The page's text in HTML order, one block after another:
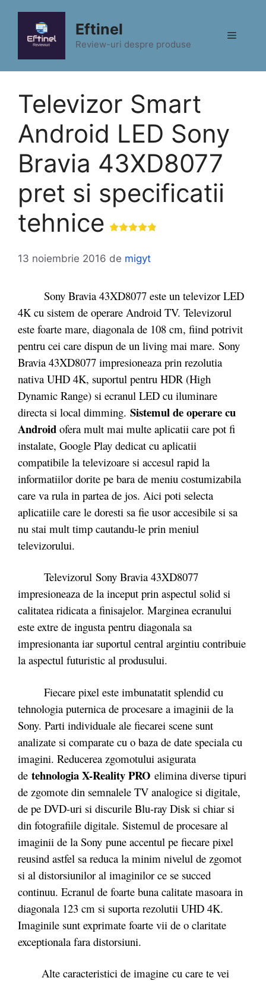
conținut
Eftinel
Review-uri despre produse
Meniu
Televizor Smart
Android LED Sony
Bravia 43XD8077
pret si specificatii
tehnice
13 noiembrie 2016 de migyt
Sony Bravia 43XD8077 este un televizor LED
4K cu sistem de operare Android TV. Televizorul
este foarte mare, diagonala de 108 cm, fiind potrivit
pentru cei care dispun de un living mai mare. Sony
Bravia 43XD8077 impresioneaza prin rezolutia
nativa UHD 4K, suportul pentru HDR (High
Dynamic Range) si ecranul LED cu iluminare
directa si local dimming. Sistemul de operare cu
Android ofera mult mai multe aplicatii care pot fi
instalate, Google Play dedicat cu aplicatii
compatibile la televizoare si accesul rapid la
informatiilor dorite pe bara de meniu costumizabila
care va rula in partea de jos. Aici poti selecta
aplicatiile care le doresti sa fie usor accesibile si sa
nu stai mult timp cautandu-le prin meniul
televizorului.
Televizorul Sony Bravia 43XD8077
impresioneaza de la inceput prin aspectul solid si
calitatea ridicata a finisajelor. Marginea ecranului
este extre de ingusta pentru diagonala sa
impresionanta iar suportul central argintiu contribuie
la aspectul futuristic al produsului.
Fiecare pixel este imbunatatit splendid cu
tehnologia puternica de procesare a imaginii de la
Sony. Parti individuale ale fiecarei scene sunt
analizate si comparate cu o baza de date speciala cu
imagini. Reducerea zgomotului asigurata
de tehnologia X-Reality PRO elimina diverse tipuri
de zgomote din semnalele TV analogice si digitale,
de pe DVD-uri si discurile Blu-ray Disk si chiar si
din fotografiile digitale. Sistemul de procesare al
imaginii de la Sony pune accentul pe fiecare pixel
reusind astfel sa reduca la minim nivelul de zgomot
si al distorsiunilor al imaginilor ce se succed
continuu. Ecranul de foarte buna calitate masoara in
diagonala 123 cm si suporta rezolutii UHD 4K.
Imaginile sunt exprimate foarte vii de o claritate
exceptionala fara distorsiuni.
Alte caracteristici de imagine cu care te vei